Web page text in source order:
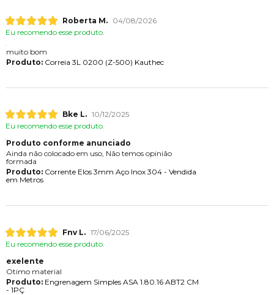
Roberta M.
04/08/2026
Eu recomendo esse produto.
muito bom
Produto:Correia 3L 0200 (Z-500) Kauthec
Bke L. 10/12/2025
Eu recomendo esse produto.
Produto conforme anunciado
Ainda não colocado em uso, Não temos opinião
formada
Produto:Corrente Elos 3mm Aço Inox 304 - Vendida
em Metros
Fnv L. 17/06/2025
Eu recomendo esse produto.
exelente
Otimo material
Produto:Engrenagem Simples ASA 1.80.16 ABT2 CM
- 1PÇ